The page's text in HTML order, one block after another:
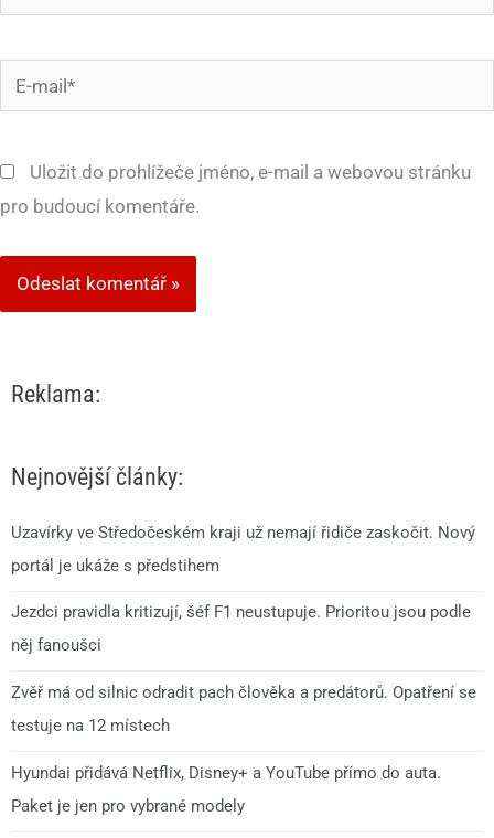
mail*
Uložit do prohlížeče jméno, e-mail a webovou stránku
pro budoucí komentáře.
Reklama:
Nejnovější články:
Uzavírky ve Středočeském kraji už nemají řidiče zaskočit. Nový
portál je ukáže s předstihem
Jezdci pravidla kritizují, šéf F1 neustupuje. Prioritou jsou podle
něj fanoušci
Zvěř má od silnic odradit pach člověka a predátorů. Opatření se
testuje na 12 místech
Hyundai přidává Netflix, Disney+ a YouTube přímo do auta.
Paket je jen pro vybrané modely